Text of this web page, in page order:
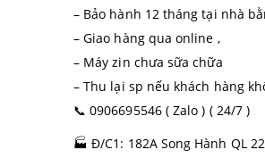
– Bảo hành 12 tháng tại nhà
– Giao hàng qua online ,
– Máy zin chưa sữa chữa
– Thu lại sp nếu khách hàng
📞 0906695546 ( Zalo ) ( 24/7 )
🏭 Đ/C1: 182A Song Hành QL